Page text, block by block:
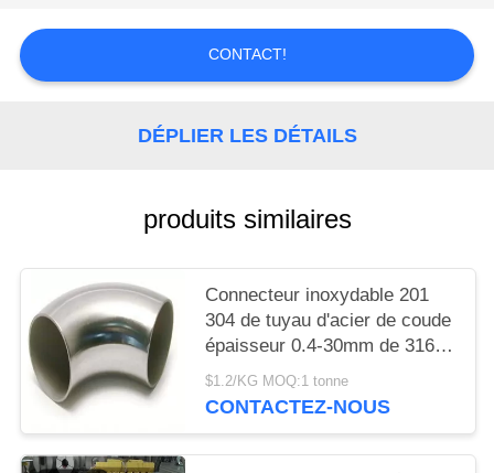
PLAN
CONTACT!
DÉPLIER LES DÉTAILS
produits similaires
Connecteur inoxydable 201
304 de tuyau d'acier de coude
épaisseur 0.4-30mm de 316
industries
$1.2/KG MOQ:1 tonne
CONTACTEZ-NOUS